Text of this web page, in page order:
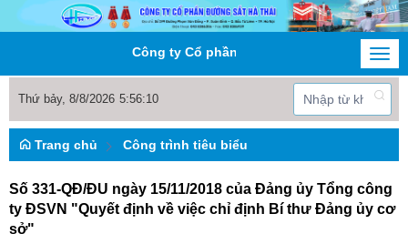
Công ty Cổ phần Đường sắt Hà Thái
Thứ bảy, 8/8/2026 5:56:10
Trang chủ Công trình tiêu biểu
Số 331-QĐ/ĐU ngày 15/11/2018 của Đảng ủy Tổng công
ty ĐSVN "Quyết định về việc chỉ định Bí thư Đảng ủy cơ
sở"